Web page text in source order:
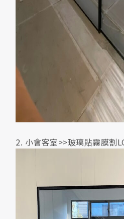
2. 小會客室>>玻璃貼霧膜割